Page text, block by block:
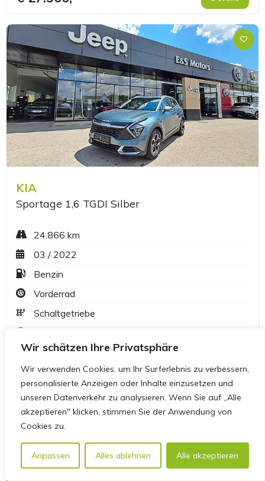
Wir schätzen Ihre Privatsphäre
Wir verwenden Cookies, um Ihr Surferlebnis zu verbessern,
personalisierte Anzeigen oder Inhalte einzusetzen und
unseren Datenverkehr zu analysieren. Wenn Sie auf „Alle
akzeptieren" klicken, stimmen Sie der Anwendung von
Cookies zu.
Anpassen Alles ablehnen Alle akzeptieren